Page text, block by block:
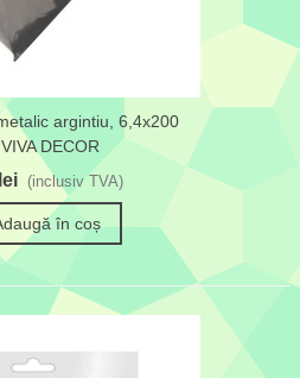
argintiu, 6,4x200
DECOR
(inclusiv TVA)
în coș